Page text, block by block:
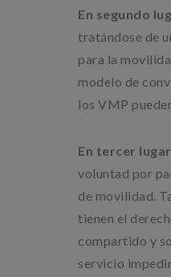
En segundo
tratándose de
para la
modelo de
los VMP
En tercer lugar
voluntad por
de movilidad.
tienen el
compartido y
servicio